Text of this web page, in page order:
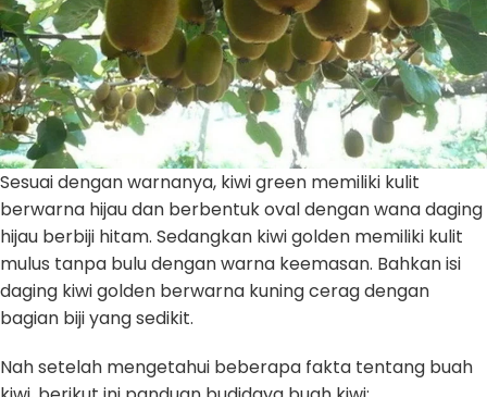
Sesuai dengan warnanya, kiwi green memiliki kulit
berwarna hijau dan berbentuk oval dengan wana daging
hijau berbiji hitam. Sedangkan kiwi golden memiliki kulit
mulus tanpa bulu dengan warna keemasan. Bahkan isi
daging kiwi golden berwarna kuning cerag dengan
bagian biji yang sedikit.
Nah setelah mengetahui beberapa fakta tentang buah